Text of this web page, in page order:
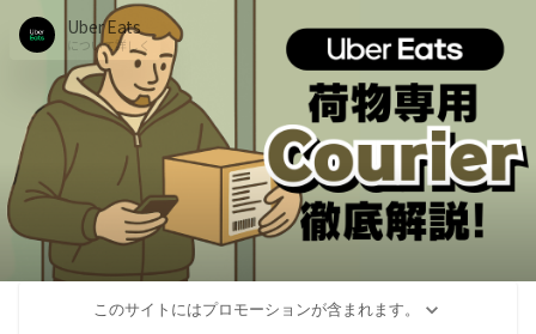
Uber Eats
について詳しく
このサイトにはプロモーションが含まれます。